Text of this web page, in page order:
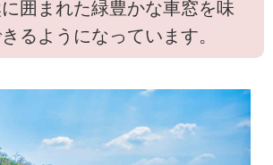
囲まれた緑豊かな車窓を味
るようになっています。